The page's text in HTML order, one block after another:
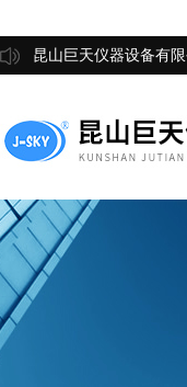
昆山巨天仪器设备有限